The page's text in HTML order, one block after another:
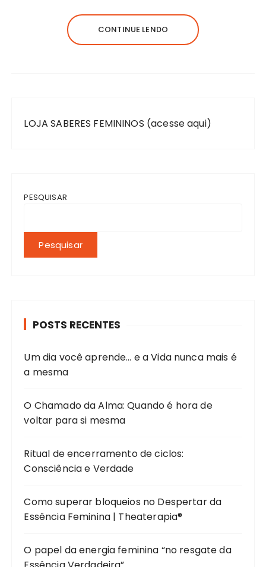
CONTINUE LENDO
LOJA SABERES FEMININOS (acesse aqui)
PESQUISAR
Pesquisar
POSTS RECENTES
Um dia você aprende… e a Vida nunca mais é
a mesma
O Chamado da Alma: Quando é hora de
voltar para si mesma
Ritual de encerramento de ciclos:
Consciência e Verdade
Como superar bloqueios no Despertar da
Essência Feminina | Theaterapia®
O papel da energia feminina “no resgate da